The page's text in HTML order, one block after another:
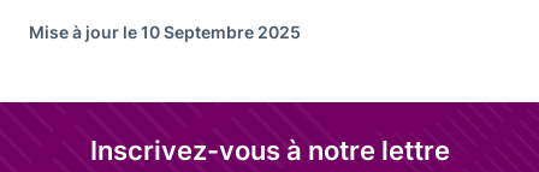
Mise à jour le 10 Septembre 2025
Inscrivez-vous à notre lettre